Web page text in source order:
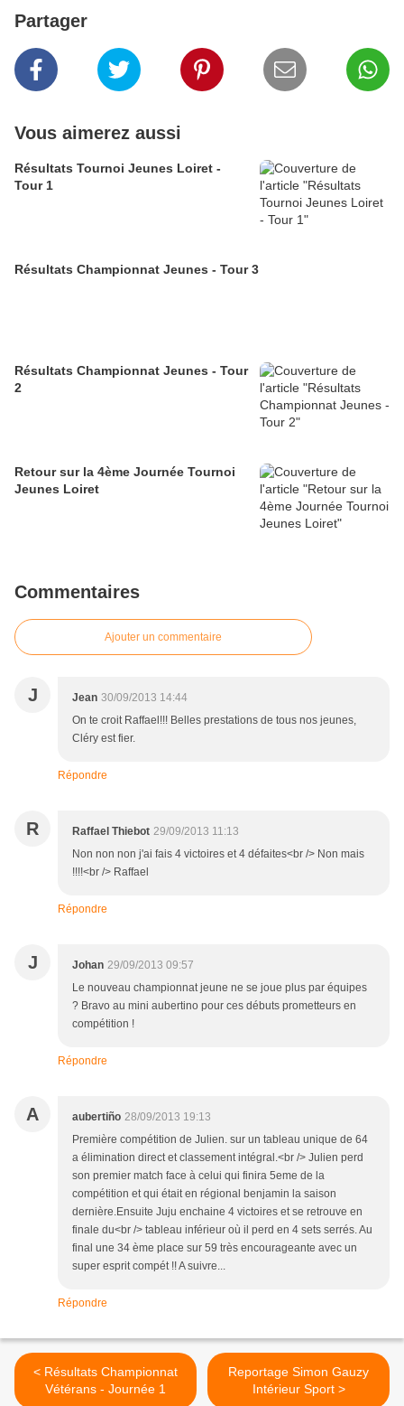
Partager
Vous aimerez aussi
Résultats Tournoi Jeunes Loiret -
Tour 1
Résultats Championnat Jeunes - Tour 3
Résultats Championnat Jeunes - Tour
2
Retour sur la 4ème Journée Tournoi
Jeunes Loiret
Commentaires
Ajouter un commentaire
J Jean 30/09/2013 14:44
On te croit Raffael!!! Belles prestations de tous nos jeunes,
Cléry est fier.
Répondre
R Raffael Thiebot 29/09/2013 11:13
Non non non j'ai fais 4 victoires et 4 défaites<br /> Non mais
!!!!<br /> Raffael
Répondre
J Johan 29/09/2013 09:57
Le nouveau championnat jeune ne se joue plus par équipes
? Bravo au mini aubertino pour ces débuts prometteurs en
compétition !
Répondre
A aubertiño 28/09/2013 19:13
Première compétition de Julien. sur un tableau unique de 64
a élimination direct et classement intégral.<br /> Julien perd
son premier match face à celui qui finira 5eme de la
compétition et qui était en régional benjamin la saison
dernière.Ensuite Juju enchaine 4 victoires et se retrouve en
finale du<br /> tableau inférieur où il perd en 4 sets serrés. Au
final une 34 ème place sur 59 très encourageante avec un
super esprit compét !! A suivre...
Répondre
< Résultats Championnat
Vétérans - Journée 1
Reportage Simon Gauzy
Intérieur Sport >